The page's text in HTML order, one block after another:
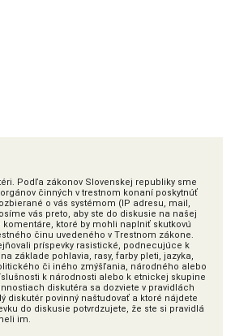
Podľa zákonov Slovenskej republiky sme
činných v trestnom konaní poskytnúť
o vás systémom (IP adresu, mail,
vás preto, aby ste do diskusie na našej
komentáre, ktoré by mohli naplniť skutkovú
činu uvedeného v Trestnom zákone.
príspevky rasistické, podnecujúce k
základe pohlavia, rasy, farby pleti, jazyka,
či iného zmýšľania, národného alebo
k národnosti alebo k etnickej skupine
diskutéra sa dozviete v pravidlách
diskutér povinný naštudovať a ktoré nájdete
do diskusie potvrdzujete, že ste si pravidlá
im.